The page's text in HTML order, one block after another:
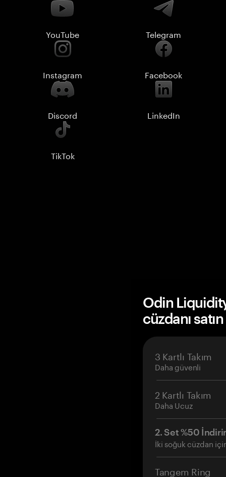
YouTube Telegram
Instagram Facebook
Discord LinkedIn
TikTok
Odin
cüzdanı
3 Kartlı Takım
Daha güvenli
2 Kartlı Takım
Daha Ucuz
2. Set %50
İki soğuk cüzdan
Tangem Ring